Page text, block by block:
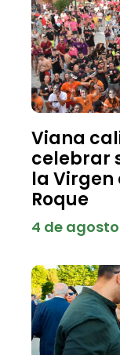
Viana
celebrar
la Virgen
Roque
4 de